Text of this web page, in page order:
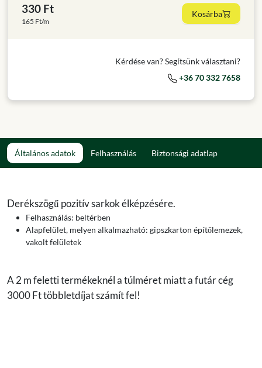
330 Ft
165 Ft/m
Kosárba
Kérdése van? Segítsünk választani?
+36 70 332 7658
Általános adatok Felhasználás Biztonsági adatlap
Derékszögű pozitív sarkok élképzésére.
Felhasználás: beltérben
Alapfelület, melyen alkalmazható: gipszkarton építőlemezek,
vakolt felületek
A 2 m feletti termékeknél a túlméret miatt a futár cég
3000 Ft többletdíjat számít fel!